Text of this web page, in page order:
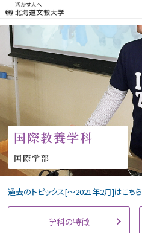
HOME 国際学部 国際教養学科
国際教養学科
国際学部
過去のトピックス[〜2021年2月]はこちら
学科の特徴